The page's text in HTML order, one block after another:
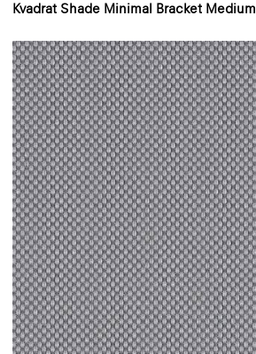
Kvadrat Shade Minimal Bracket Medium